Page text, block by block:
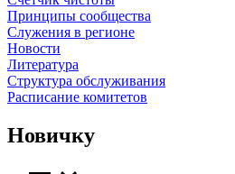
Принципы сообщества
Служения в регионе
Новости
Литература
Структура обслуживания
Расписание комитетов
Новичку